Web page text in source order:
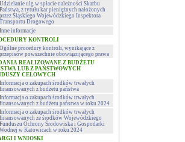
Udzielanie ulg w spłacie należności Skarbu
Państwa, z tytułu kar pieniężnych nałożonych
przez Śląskiego Wojewódzkiego Inspektora
Transportu Drogowego
Inne informacje
KONTROLI
Ogólne procedury kontroli, wynikające z
przepisów powszechnie obowiązującego prawa
REALIZOWANE Z BUDŻETU
LUB Z PAŃSTWOWYCH
CELOWYCH
Informacja o zakupach środków trwałych
finansowanych z budżetu państwa
Informacja o zakupach środków trwałych
finansowanych z budżetu państwa w roku 2024
Informacja o zakupach środków trwałych
finansowanych ze środków Wojewódzkiego
Funduszu Ochrony Środowiska i Gospodarki
Wodnej w Katowicach w roku 2024
I WNIOSKI